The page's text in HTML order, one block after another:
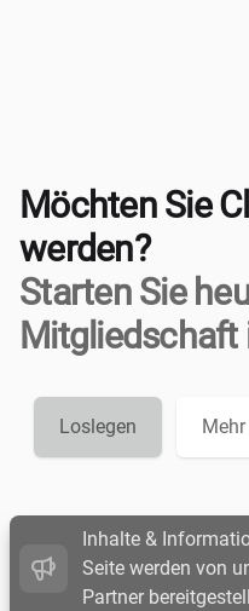
Möchten Sie
werden?
Starten Sie
Mitgliedschaft
Loslegen
Inhalte &
Seite werden von
Partner